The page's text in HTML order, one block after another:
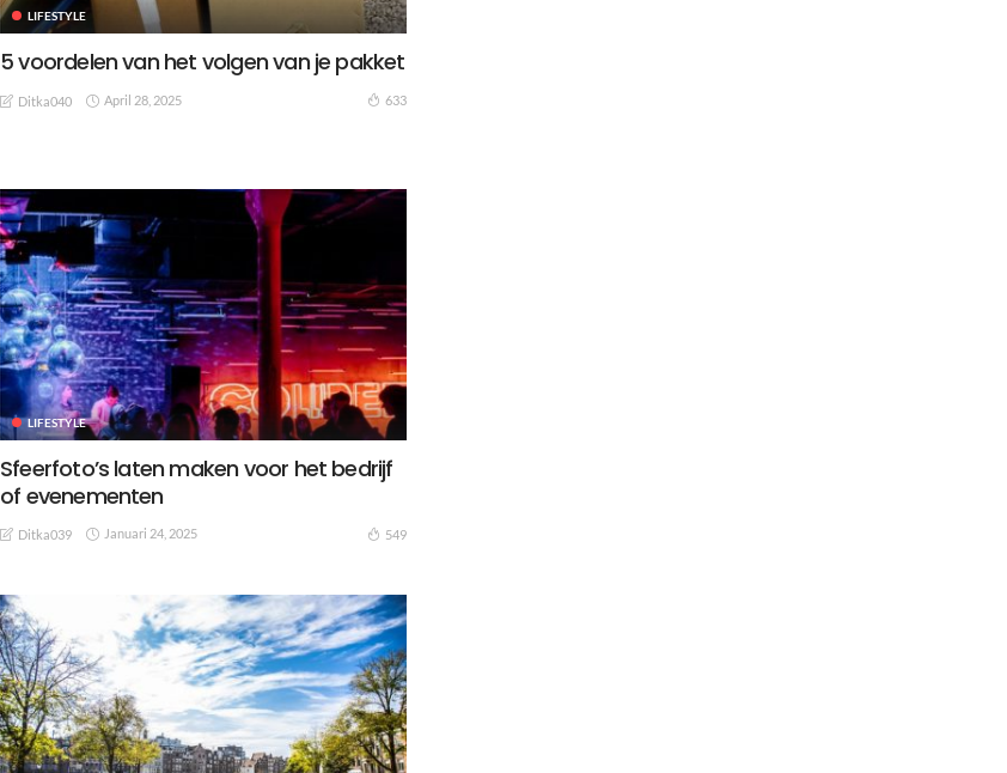
LIFESTYLE
5 voordelen van het volgen van je pakket
Ditka040 April 28, 2025 633
LIFESTYLE
Sfeerfoto’s laten maken voor het bedrijf
of evenementen
Ditka039 Januari 24, 2025 549